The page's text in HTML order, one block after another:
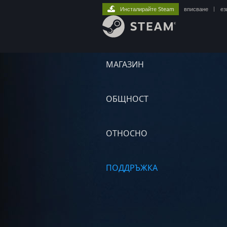
МАГАЗИН
ОБЩНОСТ
ОТНОСНО
ПОДДРЪЖКА
Инсталирайте Steam вписване